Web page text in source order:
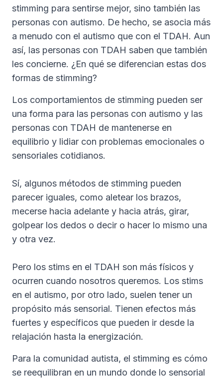
stimming para sentirse mejor, sino también las
personas con autismo. De hecho, se asocia más
a menudo con el autismo que con el TDAH. Aun
así, las personas con TDAH saben que también
les concierne. ¿En qué se diferencian estas dos
formas de stimming?
Los comportamientos de stimming pueden ser
una forma para las personas con autismo y las
personas con TDAH de mantenerse en
equilibrio y lidiar con problemas emocionales o
sensoriales cotidianos.
Sí, algunos métodos de stimming pueden
parecer iguales, como aletear los brazos,
mecerse hacia adelante y hacia atrás, girar,
golpear los dedos o decir o hacer lo mismo una
y otra vez.
Pero los stims en el TDAH son más físicos y
ocurren cuando nosotros queremos. Los stims
en el autismo, por otro lado, suelen tener un
propósito más sensorial. Tienen efectos más
fuertes y específicos que pueden ir desde la
relajación hasta la energización.
Para la comunidad autista, el stimming es cómo
se reequilibran en un mundo donde lo sensorial